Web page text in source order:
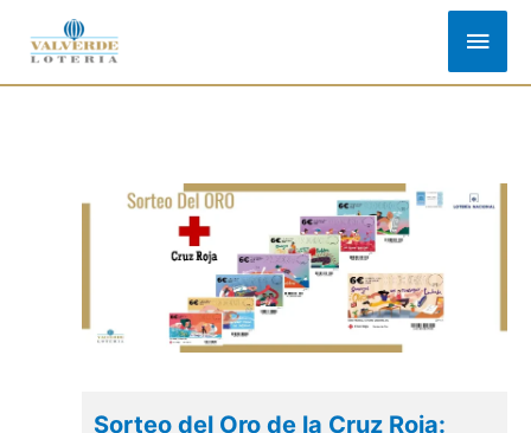
contenido
Sorteo del Oro de la Cruz Roja: